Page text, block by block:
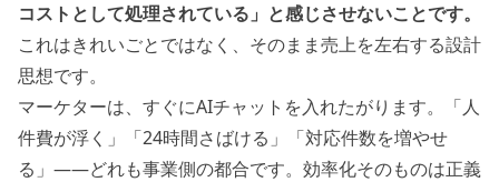
コストとして処理されている」と感じさせないことです。
これはきれいごとではなく、そのまま売上を左右する設計
思想です。
マーケターは、すぐにAIチャットを入れたがります。「人
件費が浮く」「24時間さばける」「対応件数を増やせ
る」——どれも事業側の都合です。効率化そのものは正義